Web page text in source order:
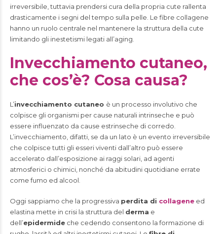
irreversibile, tuttavia prendersi cura della propria cute rallenta
drasticamente i segni del tempo sulla pelle. Le fibre collagene
hanno un ruolo centrale nel mantenere la struttura della cute
limitando gli inestetismi legati all’aging.
Invecchiamento cutaneo,
che cos’è? Cosa causa?
L’invecchiamento cutaneo è un processo involutivo che
colpisce gli organismi per cause naturali intrinseche e può
essere influenzato da cause estrinseche di corredo.
L’invecchiamento, difatti, se da un lato è un evento irreversibile
che colpisce tutti gli esseri viventi dall’altro può essere
accelerato dall’esposizione ai raggi solari, ad agenti
atmosferici o chimici, nonché da abitudini quotidiane errate
come fumo ed alcool.
Oggi sappiamo che la progressiva perdita di collagene ed
elastina mette in crisi la struttura del derma e
dell’epidermide che cedendo consentono la formazione di